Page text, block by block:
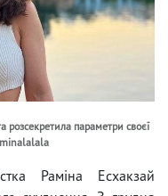
розсекретила параметри своєї
Раміна Есхакзай